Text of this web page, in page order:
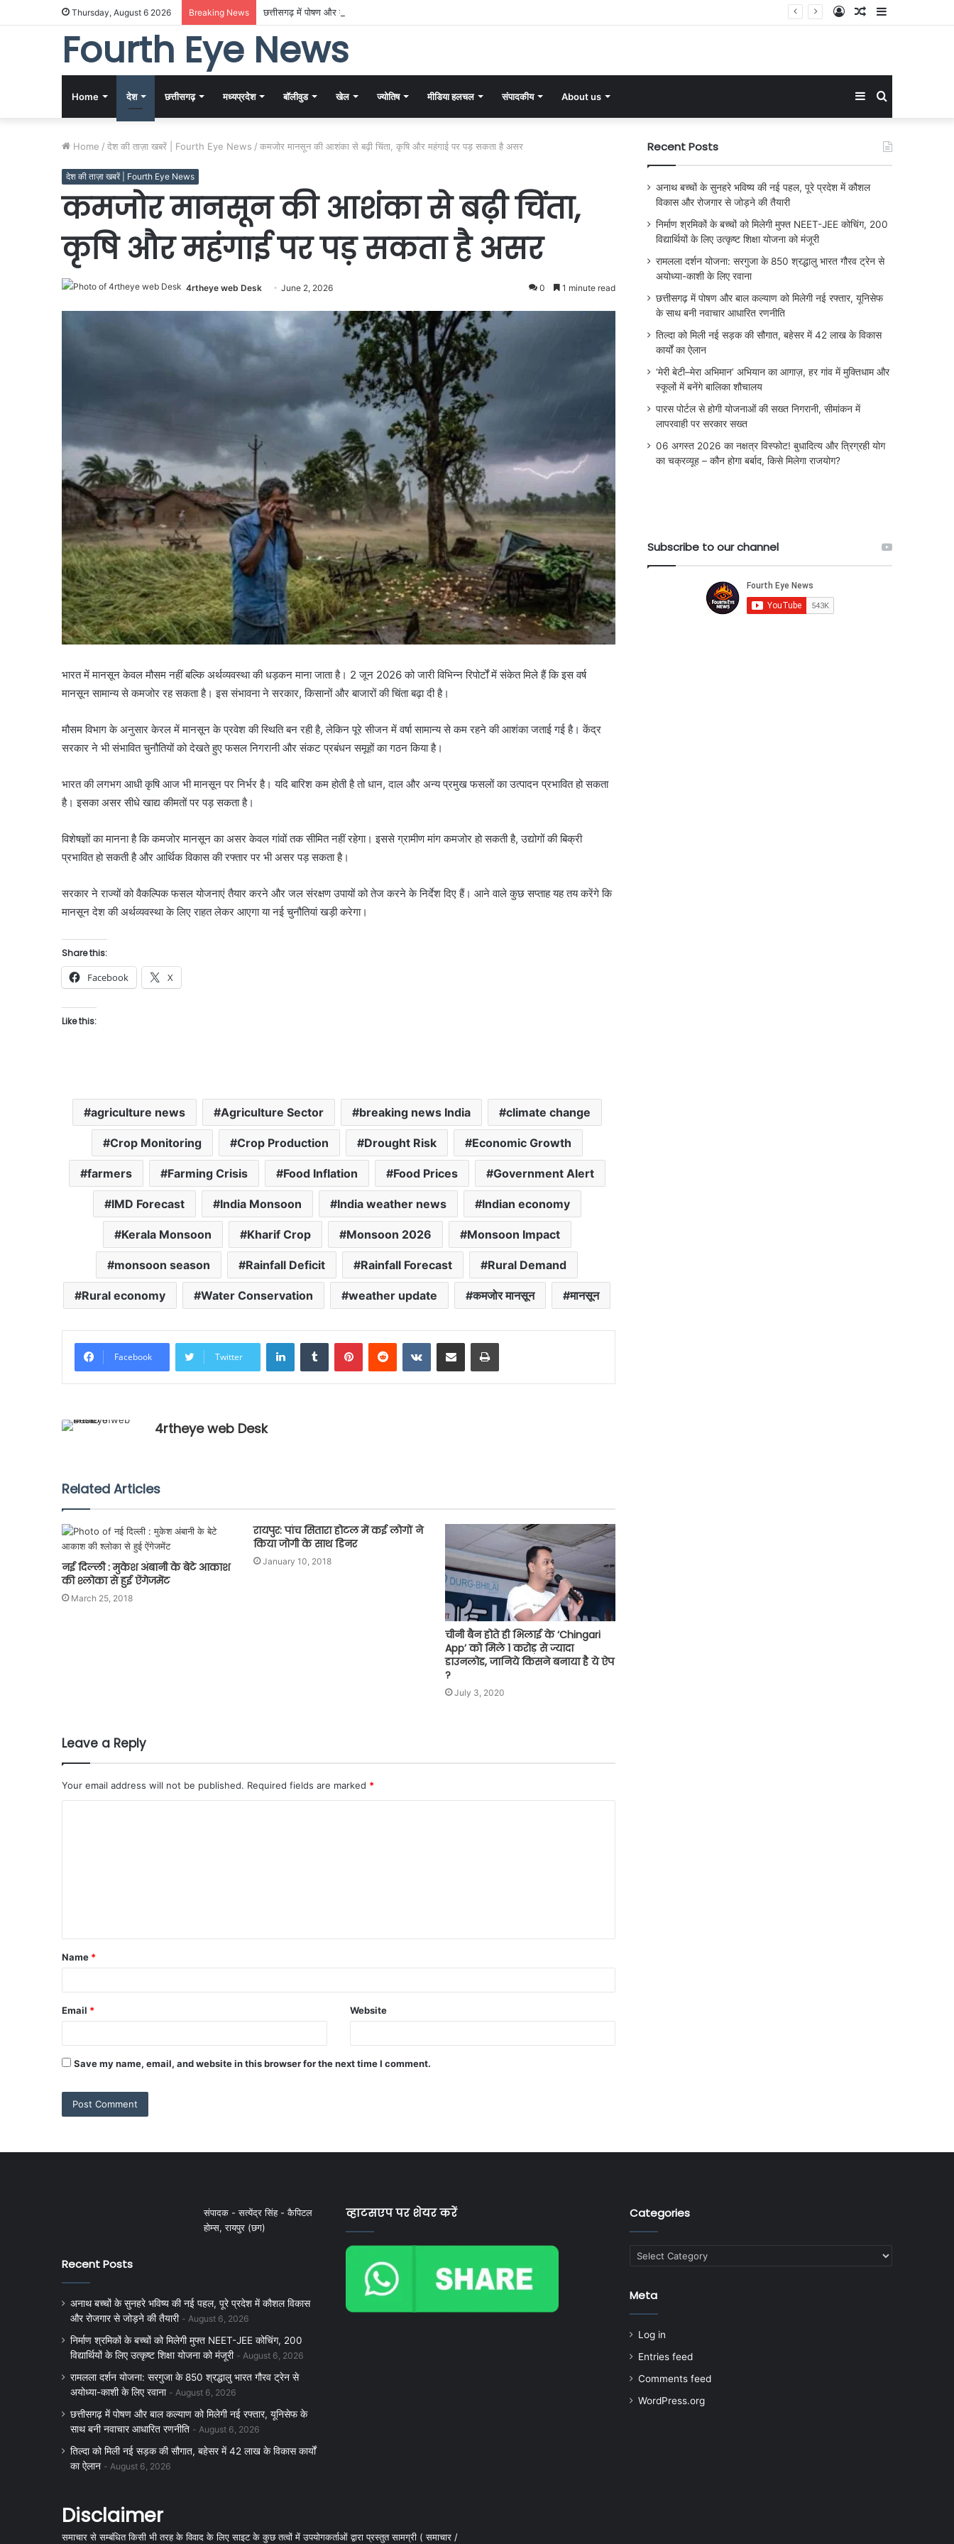
Thursday, August 6 2026 Breaking News छत्तीसगढ़ में पोषण और बाल कल्याण को मिलेगी नई रफ्तार, यूनिसेफ के साथ बनी नवाचार आधारित रणनीति Sidebar
Random
Log
Fourth Eye News
Home देश छत्तीसगढ़ मध्यप्रदेश बॉलीवुड खेल ज्योतिष मीडिया हलचल संपादकीय About us Search
for
Sidebar
Home / देश की ताज़ा खबरें | Fourth Eye News / कमजोर मानसून की आशंका से बढ़ी चिंता, कृषि और महंगाई पर पड़ सकता है असर
देश की ताज़ा खबरें | Fourth Eye News
कमजोर मानसून की आशंका से बढ़ी चिंता,
कृषि और महंगाई पर पड़ सकता है असर
4rtheye web Desk June 2, 2026 0 1 minute read
भारत में मानसून केवल मौसम नहीं बल्कि अर्थव्यवस्था की धड़कन माना जाता है। 2 जून 2026 को जारी विभिन्न रिपोर्टों में संकेत मिले हैं कि इस वर्ष
मानसून सामान्य से कमजोर रह सकता है। इस संभावना ने सरकार, किसानों और बाजारों की चिंता बढ़ा दी है।
मौसम विभाग के अनुसार केरल में मानसून के प्रवेश की स्थिति बन रही है, लेकिन पूरे सीजन में वर्षा सामान्य से कम रहने की आशंका जताई गई है। केंद्र
सरकार ने भी संभावित चुनौतियों को देखते हुए फसल निगरानी और संकट प्रबंधन समूहों का गठन किया है।
भारत की लगभग आधी कृषि आज भी मानसून पर निर्भर है। यदि बारिश कम होती है तो धान, दाल और अन्य प्रमुख फसलों का उत्पादन प्रभावित हो सकता
है। इसका असर सीधे खाद्य कीमतों पर पड़ सकता है।
विशेषज्ञों का मानना है कि कमजोर मानसून का असर केवल गांवों तक सीमित नहीं रहेगा। इससे ग्रामीण मांग कमजोर हो सकती है, उद्योगों की बिक्री
प्रभावित हो सकती है और आर्थिक विकास की रफ्तार पर भी असर पड़ सकता है।
सरकार ने राज्यों को वैकल्पिक फसल योजनाएं तैयार करने और जल संरक्षण उपायों को तेज करने के निर्देश दिए हैं। आने वाले कुछ सप्ताह यह तय करेंगे कि
मानसून देश की अर्थव्यवस्था के लिए राहत लेकर आएगा या नई चुनौतियां खड़ी करेगा।
Share this:
Facebook X
Like this:
agriculture news Agriculture Sector breaking news India climate change
Crop Monitoring Crop Production Drought Risk Economic Growth
farmers Farming Crisis Food Inflation Food Prices Government Alert
IMD Forecast India Monsoon India weather news Indian economy
Kerala Monsoon Kharif Crop Monsoon 2026 Monsoon Impact
monsoon season Rainfall Deficit Rainfall Forecast Rural Demand
Rural economy Water Conservation weather update कमजोर मानसून मानसून
Facebook Twitter
LinkedInTumblr PinterestReddit VKontakteShare via Email Print
4rtheye web Desk
Related Articles
नई दिल्ली : मुकेश अंबानी के बेटे आकाश
की श्लोका से हुई ऐंगेजमेंट
March 25, 2018
रायपुर: पांच सितारा होटल में कई लोगों ने
किया जोगी के साथ डिनर
January 10, 2018
चीनी बैन होते ही भिलाई के ‘Chingari
App’ को मिले 1 करोड़ से ज्यादा
डाउनलोड, जानिये किसने बनाया है ये ऐप
?
July 3, 2020
Leave a Reply
Your email address will not be published. Required fields are marked *
Name *
Email * Website
Save my name, email, and website in this browser for the next time I comment.
Recent Posts
अनाथ बच्चों के सुनहरे भविष्य की नई पहल, पूरे प्रदेश में कौशल
विकास और रोजगार से जोड़ने की तैयारी
निर्माण श्रमिकों के बच्चों को मिलेगी मुफ्त NEET-JEE कोचिंग, 200
विद्यार्थियों के लिए उत्कृष्ट शिक्षा योजना को मंजूरी
रामलला दर्शन योजना: सरगुजा के 850 श्रद्धालु भारत गौरव ट्रेन से
अयोध्या-काशी के लिए रवाना
छत्तीसगढ़ में पोषण और बाल कल्याण को मिलेगी नई रफ्तार, यूनिसेफ
के साथ बनी नवाचार आधारित रणनीति
तिल्दा को मिली नई सड़क की सौगात, बहेसर में 42 लाख के विकास
कार्यों का ऐलान
‘मेरी बेटी–मेरा अभिमान’ अभियान का आगाज़, हर गांव में मुक्तिधाम और
स्कूलों में बनेंगे बालिका शौचालय
पारस पोर्टल से होगी योजनाओं की सख्त निगरानी, सीमांकन में
लापरवाही पर सरकार सख्त
06 अगस्त 2026 का नक्षत्र विस्फोट! बुधादित्य और त्रिग्रही योग
का चक्रव्यूह – कौन होगा बर्बाद, किसे मिलेगा राजयोग?
Subscribe to our channel
संपादक - सत्येंद्र सिंह - कैपिटल
होम्स, रायपुर (छग)
Recent Posts
अनाथ बच्चों के सुनहरे भविष्य की नई पहल, पूरे प्रदेश में कौशल विकास
और रोजगार से जोड़ने की तैयारी
August 6, 2026
निर्माण श्रमिकों के बच्चों को मिलेगी मुफ्त NEET-JEE कोचिंग, 200
विद्यार्थियों के लिए उत्कृष्ट शिक्षा योजना को मंजूरी
August 6, 2026
रामलला दर्शन योजना: सरगुजा के 850 श्रद्धालु भारत गौरव ट्रेन से
अयोध्या-काशी के लिए रवाना
August 6, 2026
छत्तीसगढ़ में पोषण और बाल कल्याण को मिलेगी नई रफ्तार, यूनिसेफ के
साथ बनी नवाचार आधारित रणनीति
August 6, 2026
तिल्दा को मिली नई सड़क की सौगात, बहेसर में 42 लाख के विकास कार्यों
का ऐलान
August 6, 2026
व्हाटसएप पर शेयर करें Categories
Categories
Meta
Log in
Entries feed
Comments feed
WordPress.org
Disclaimer
समाचार से सम्बंधित किसी भी तरह के विवाद के लिए साइट के कुछ तत्वों में उपयोगकर्ताओं द्वारा प्रस्तुत सामग्री ( समाचार /